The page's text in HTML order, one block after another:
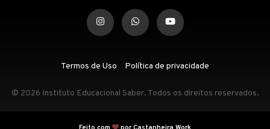
Termos de Uso Política de privacidade
© 2026 Instituto Educacional Saber. Todos os direitos reservados.